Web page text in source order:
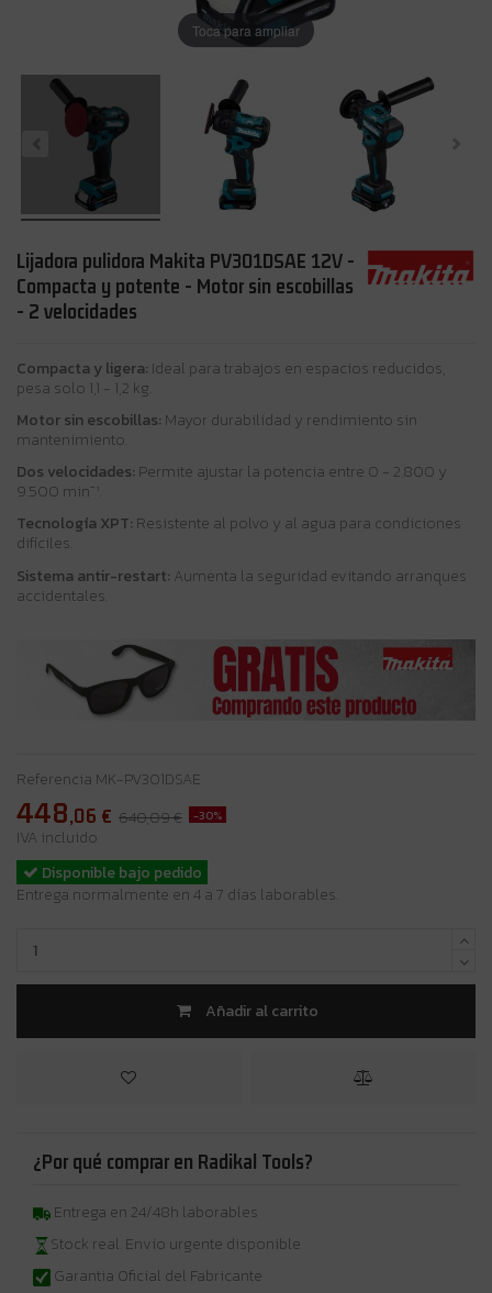
Toca para ampliar
Lijadora pulidora Makita PV301DSAE 12V -
Compacta y potente - Motor sin escobillas
- 2 velocidades
Compacta y ligera: Ideal para trabajos en espacios reducidos,
pesa solo 1,1 - 1,2 kg.
Motor sin escobillas: Mayor durabilidad y rendimiento sin
mantenimiento.
Dos velocidades: Permite ajustar la potencia entre 0 - 2.800 y
9.500 min⁻¹.
Tecnología XPT: Resistente al polvo y al agua para condiciones
difíciles.
Sistema antir-restart: Aumenta la seguridad evitando arranques
accidentales.
Referencia MK-PV301DSAE
448,06 € 640,09 € -30%
IVA incluido
Disponible bajo pedido
Entrega normalmente en 4 a 7 días laborables.
Añadir al carrito
¿Por qué comprar en Radikal Tools?
Entrega en 24/48h laborables
Stock real. Envío urgente disponible
Garantia Oficial del Fabricante